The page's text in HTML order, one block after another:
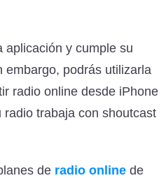
aplicación y cumple su
embargo, podrás utilizarla
radio online desde iPhone
trabaja con shoutcast
de radio online de